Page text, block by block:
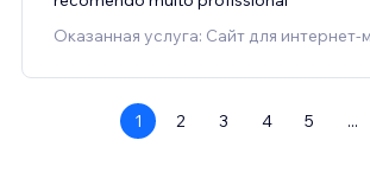
Оказанная услуга: Сайт для интернет-
1 2 3 4 5 ...